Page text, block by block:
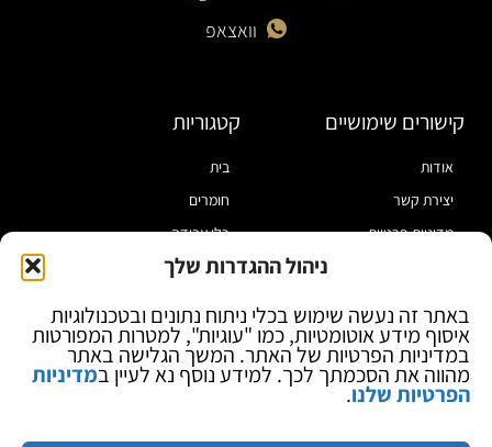
ניהול ההגדרות שלך
באתר זה נעשה שימוש בכלי ניתוח נתונים ובטכנולוגיות
איסוף מידע אוטומטיות, כמו "עוגיות", למטרות המפורטות
במדיניות הפרטיות של האתר. המשך הגלישה באתר
מהווה את הסכמתך לכך. למידע נוסף נא לעיין במדיניות
הפרטיות שלנו.
וואצאפ
קישורים שימושיים
אודות
יצירת קשר
מדיניות פרטיות
בלוג
קטגוריות
בית
חומרים
כלי עבודה
מוצרי הלחמה
ספקי כח ומודדים
ציוד אופטי להגדלה